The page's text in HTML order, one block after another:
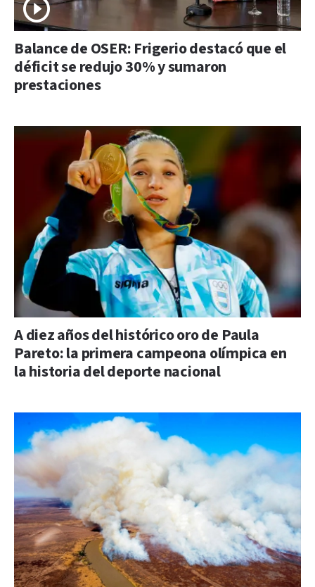
Balance de OSER: Frigerio destacó que el
déficit se redujo 30% y sumaron
prestaciones
A diez años del histórico oro de Paula
Pareto: la primera campeona olímpica en
la historia del deporte nacional